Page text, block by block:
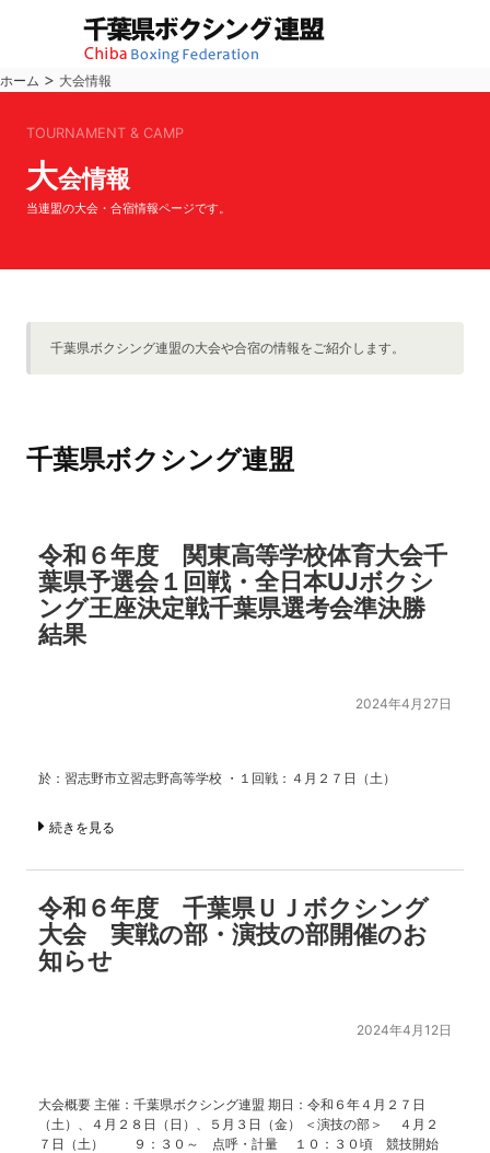
ホーム > 大会情報
TOURNAMENT & CAMP
大会情報
当連盟の大会・合宿情報ページです。
千葉県ボクシング連盟の大会や合宿の情報をご紹介します。
千葉県ボクシング連盟
令和６年度 関東高等学校体育大会千
葉県予選会１回戦・全日本UJボクシ
ング王座決定戦千葉県選考会準決勝
結果
2024年4月27日
於：習志野市立習志野高等学校 ・１回戦：４月２７日（土）
続きを見る
令和６年度 千葉県ＵＪボクシング
大会 実戦の部・演技の部開催のお
知らせ
2024年4月12日
大会概要 主催：千葉県ボクシング連盟 期日：令和６年４月２７日
（土）、４月２８日（日）、５月３日（金） ＜演技の部＞ ４月２
７日（土） ９：３０～ 点呼・計量 １０：３０頃 競技開始